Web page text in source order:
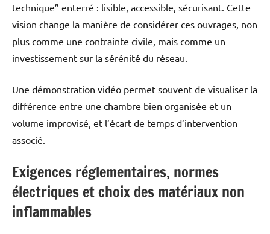
technique” enterré : lisible, accessible, sécurisant. Cette
vision change la manière de considérer ces ouvrages, non
plus comme une contrainte civile, mais comme un
investissement sur la sérénité du réseau.
Une démonstration vidéo permet souvent de visualiser la
différence entre une chambre bien organisée et un
volume improvisé, et l’écart de temps d’intervention
associé.
Exigences réglementaires, normes
électriques et choix des matériaux non
inflammables